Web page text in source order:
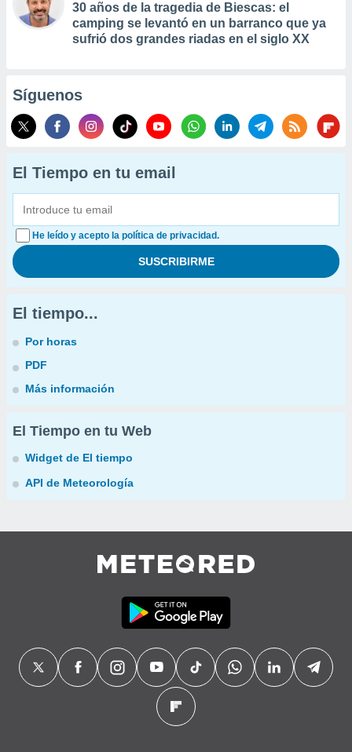
30 años de la tragedia de Biescas: el
camping se levantó en un barranco que ya
sufrió dos grandes riadas en el siglo XX
Síguenos
El Tiempo en tu email
He leído y acepto la política de privacidad.
El tiempo...
Por horas
PDF
Más información
El Tiempo en tu Web
Widget de El tiempo
API de Meteorología